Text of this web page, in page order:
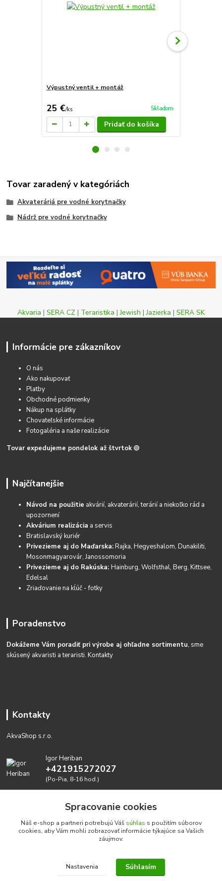
Výpustný ventil + montáž
25 €/ks Skladom
Pridať do košíka
Tovar zaradený v kategóriách
Akvateráriá pre vodné korytnačky
Nádrž pre vodné korytnačky
Akvaria | SERA CZ | Teraristika |Jewish |Jazierka | SERA SK
Informácie pre zákazníkov
O nás
Ako nakupovať
Platby
Obchodné podmienky
Nákup na splátky
Chovateľské informácie
Fotogaléria a naše realizácie
Tovar expedujeme pondelok až štvrtok 🟢
Najčítanejšie
Návod na použitie akvárií, akvaterárií, terárií a niekoľko rád a
upozornení
Akvárium realizácia a servis
Bratislavský kuriér
Privezieme aj do Maďarska:Rajka, Hegyeshalom, Dunakiliti,
Mosonmagyarovár, Janossomoria
Privezieme aj do Rakúska:Hainburg, Wolfsthal, Berg, Kittsee,
Edelsal
Zriaďovanie na kĺúč - fotky
Poradenstvo
Dokážeme Vám poradiť pri výrobe aj ohľadne sortimentu, sme
skúsený akvaristi a teraristi.Kontakty
Kontakty
AkvaShop s.r.o.
Igor Heriban
+421915272027
(Po-Pia, 8-16 hod.)
Realizujeme prírodné akvária: AkvaShop s.r.o. • IBAN:
SK3911000000002947087849
Spracovanie cookies
Náš e-shop a partneri potrebujú Váš súhlas s použitím súborov
cookies, aby Vám mohli zobrazovať informácie týkajúce sa Vašich
záujmov.
Nastavenia Súhlasím